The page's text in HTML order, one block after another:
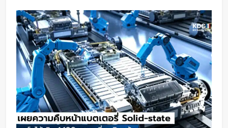
Meta Horizon+ จับมือ Xbox Game
Pass เปลี่ยนแว่น Meta Quest ให้
กลายเป็นจอเกมเสมือนขนาด 26 ฟุต
2 วัน Ago
ชัดแม้แสงน้อย! จีนพัฒนาแว่น Night
Vision มองกลางคืนได้ครบทุกสี
2 วัน Ago
เปลี่ยนขยะพลาสติกเป็นพลังงาน
สะอาด! นักวิจัยค้นพบวิธีผลิต